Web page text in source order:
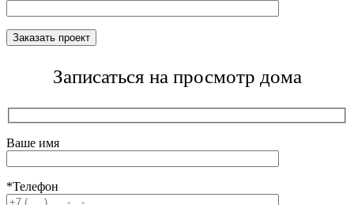
Записаться на просмотр дома
Ваше имя
*Телефон